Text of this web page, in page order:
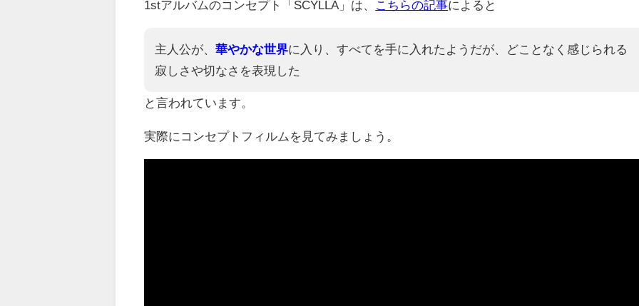
1stアルバムのコンセプト「SCYLLA」は、 こちらの記事によると
主人公が、華やかな世界に入り、すべてを手に入れたようだが、どことなく感じられる
寂しさや切なさを表現した
と言われています。
実際にコンセプトフィルムを見てみましょう。